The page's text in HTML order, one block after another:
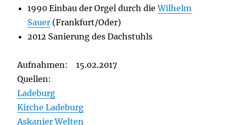
1990 Einbau der Orgel durch dieWilhelm
Sauer (Frankfurt/Oder)
2012 Sanierung des Dachstuhls
Aufnahmen: 15.02.2017
Quellen:
Ladeburg
Kirche Ladeburg
Askanier Welten